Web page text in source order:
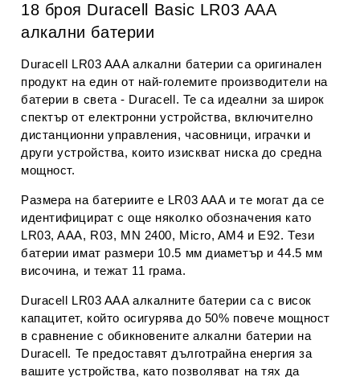
18 броя Duracell Basic LR03 AAA
алкални батерии
Duracell LR03 AAA алкални батерии са оригинален
продукт на един от най-големите производители на
батерии в света - Duracell. Те са идеални за широк
спектър от електронни устройства, включително
дистанционни управления, часовници, играчки и
други устройства, които изискват ниска до средна
мощност.
Размера на батериите е LR03 AAA и те могат да се
идентифицират с още няколко обозначения като
LR03, AAA, R03, MN 2400, Micro, AM4 и E92. Тези
батерии имат размери 10.5 мм диаметър и 44.5 мм
височина, и тежат 11 грама.
Duracell LR03 AAA алкалните батерии са с висок
капацитет, който осигурява до 50% повече мощност
в сравнение с обикновените алкални батерии на
Duracell. Те предоставят дълготрайна енергия за
вашите устройства, като позволяват на тях да